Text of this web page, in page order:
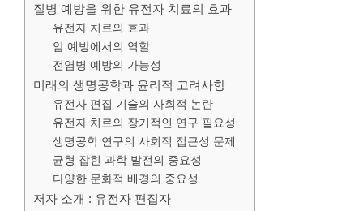
질병 예방을 위한 유전자 치료의 효과
유전자 치료의 효과
암 예방에서의 역할
전염병 예방의 가능성
미래의 생명공학과 윤리적 고려사항
유전자 편집 기술의 사회적 논란
유전자 치료의 장기적인 연구 필요성
생명공학 연구의 사회적 접근성 문제
균형 잡힌 과학 발전의 중요성
다양한 문화적 배경의 중요성
저자 소개 : 유전자 편집자